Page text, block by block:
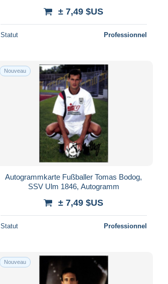
± 7,49 $US
Statut Professionnel
Nouveau
Autogrammkarte Fußballer Tomas Bodog,
SSV Ulm 1846, Autogramm
± 7,49 $US
Statut Professionnel
Nouveau